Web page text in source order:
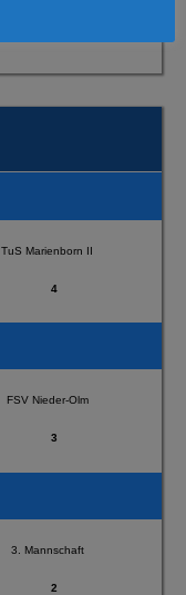
TuS Marienborn II
4
FSV Nieder-Olm
3
3. Mannschaft
2